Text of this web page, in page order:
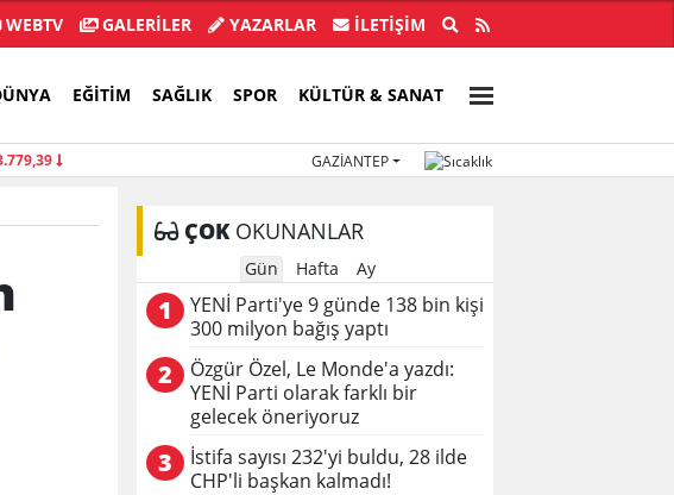
Belediye Başkanı İlkay Çiçek tutuklandı!
WEBTV GALERİLER YAZARLAR İLETIŞIM
EĞITIM SAĞLIK SPOR KÜLTÜR & SANAT
GAZIANTEP
ÇOKOKUNANLAR
Gün Hafta Ay
1
YENİ Parti'ye 9 günde 138 bin kişi
300 milyon bağış yaptı
2
Özgür Özel, Le Monde'a yazdı:
YENİ Parti olarak farklı bir
gelecek öneriyoruz
3
İstifa sayısı 232'yi buldu, 28 ilde
CHP'li başkan kalmadı!